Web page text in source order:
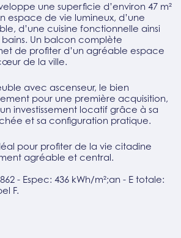
une superficie d’environ 47 m²
espace de vie lumineux, d’une
d’une cuisine fonctionnelle ainsi
Un balcon complète
de profiter d’un agréable espace
de la ville.
avec ascenseur, le bien
pour une première acquisition,
investissement locatif grâce à sa
et sa configuration pratique.
pour profiter de la vie citadine
agréable et central.
- Espec: 436 kWh/m²;an - E totale:
F.